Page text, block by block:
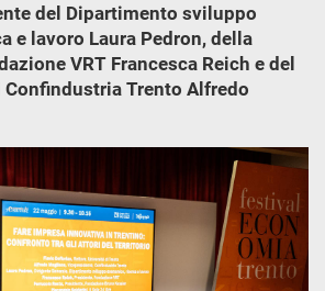
del Dipartimento sviluppo
e lavoro Laura Pedron, della
VRT Francesca Reich e del
Trento Alfredo